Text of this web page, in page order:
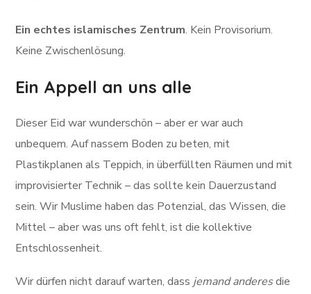
Ein echtes islamisches Zentrum. Kein Provisorium.
Keine Zwischenlösung.
Ein Appell an uns alle
Dieser Eid war wunderschön – aber er war auch
unbequem. Auf nassem Boden zu beten, mit
Plastikplanen als Teppich, in überfüllten Räumen und mit
improvisierter Technik – das sollte kein Dauerzustand
sein. Wir Muslime haben das Potenzial, das Wissen, die
Mittel – aber was uns oft fehlt, ist die kollektive
Entschlossenheit.
Wir dürfen nicht darauf warten, dass jemand anderesdie